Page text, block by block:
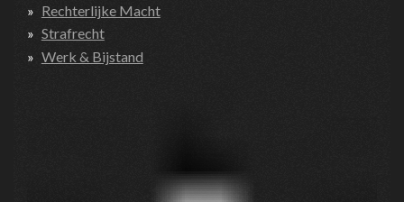
Rechterlijke Macht
Strafrecht
Werk & Bijstand